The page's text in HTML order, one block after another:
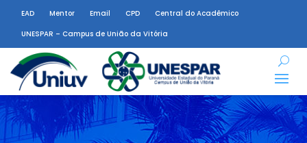
EAD Mentor Email CPD
Central do Acadêmico
UNESPAR – Campus de União da Vitória